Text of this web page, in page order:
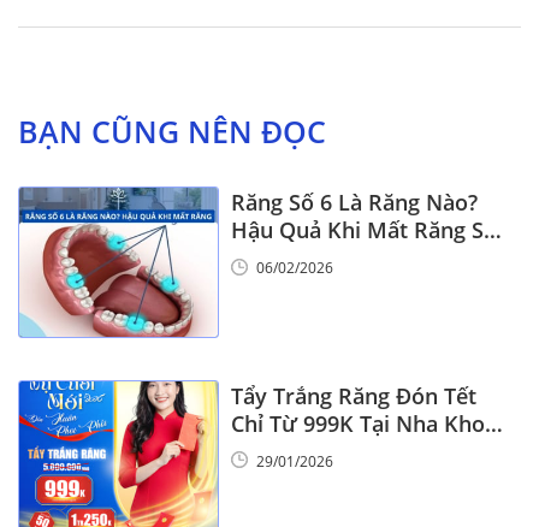
BẠN CŨNG NÊN ĐỌC
Răng Số 6 Là Răng Nào?
Hậu Quả Khi Mất Răng Số
6
06/02/2026
Tẩy Trắng Răng Đón Tết
Chỉ Từ 999K Tại Nha Khoa
Vinalign
29/01/2026